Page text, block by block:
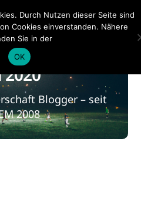
2020
Blogger – seit
2008
Durch Nutzen dieser Seite sind
Cookies einverstanden. Nähere
Sie in der
.
OK